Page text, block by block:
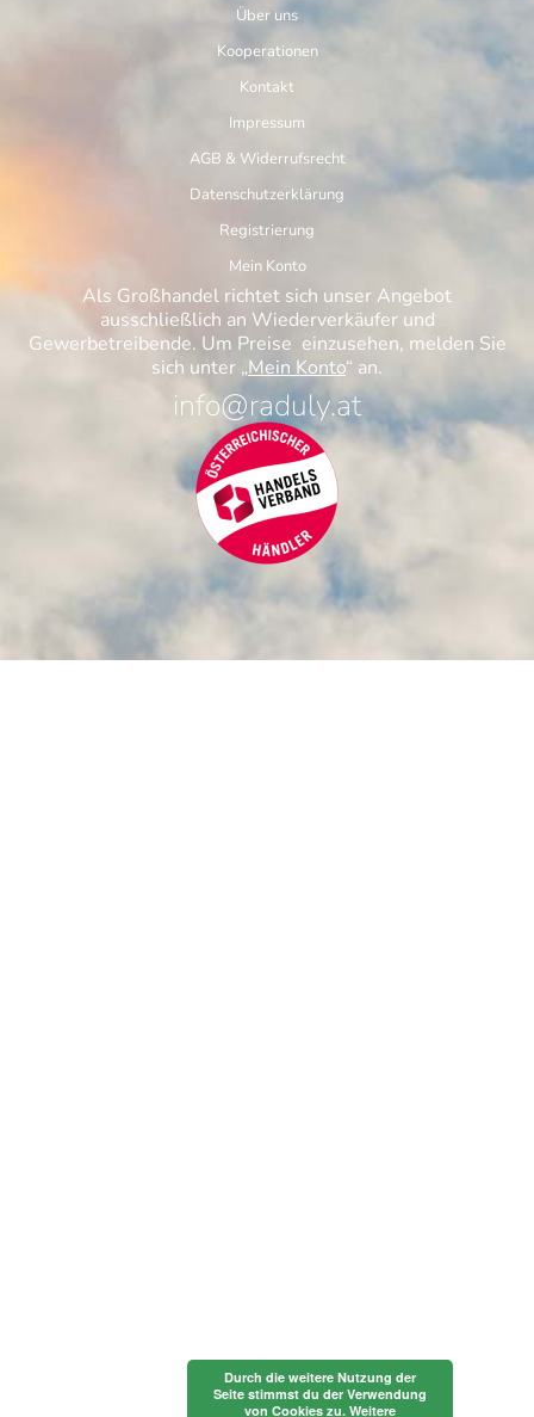
Über uns
Kooperationen
Kontakt
Impressum
AGB & Widerrufsrecht
Datenschutzerklärung
Registrierung
Mein Konto
Als Großhandel richtet sich unser Angebot
ausschließlich an Wiederverkäufer und
Gewerbetreibende. Um Preise einzusehen, melden Sie
sich unter „Mein Konto“ an.
info@raduly.at
Durch die weitere Nutzung der
Seite stimmst du der Verwendung
von Cookies zu. Weitere